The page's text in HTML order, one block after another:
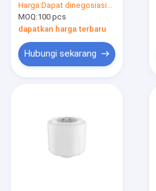
Prioritas Cahaya
Alami, Pengaturan
Sakelar DIP
Harga:Dapat dinegosiasikan
MOQ:100 pcs
dapatkan harga terbaru
Hubungi sekarang